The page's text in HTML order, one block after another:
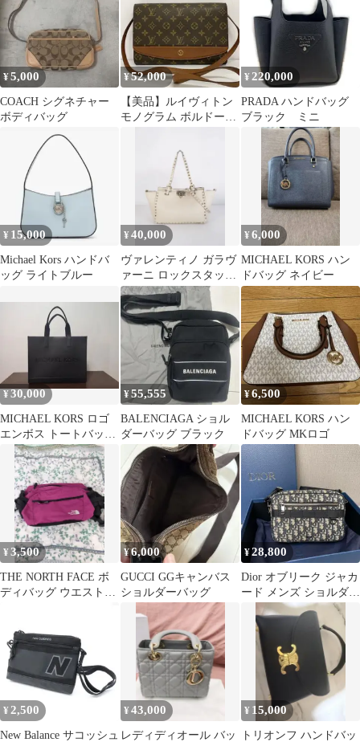
¥5,000
COACH シグネチャー
ボディバッグ
¥52,000
【美品】ルイヴィトン
モノグラム ボルドー
¥ 220,000
PRADA ハンドバッグ
ブラック ミニ
¥ 15,000
Michael Kors ハンドバ
ッグ ライトブルー
¥40,000
ヴァレンティノ ガラヴ
ァーニ ロックスタッズ
2WAYトートバッグ
¥6,000
MICHAEL KORS ハン
ドバッグ ネイビー
¥30,000
MICHAEL KORS ロゴ
エンボス トートバッグ
希少カラーブラック
¥55,555
BALENCIAGA ショル
ダーバッグ ブラック
¥6,500
MICHAEL KORS ハン
ドバッグ MKロゴ
¥3,500
THE NORTH FACE ボ
ディバッグ ウエストポ
¥6,000
GUCCI GGキャンバス
ショルダーバッグ
¥28,800
Dior オブリーク ジャカ
ード メンズ ショルダー
バッグ
¥ 2,500
New Balance サコッシュ
¥43,000
レディディオール バッ
¥ 15,000
トリオンフ ハンドバッ